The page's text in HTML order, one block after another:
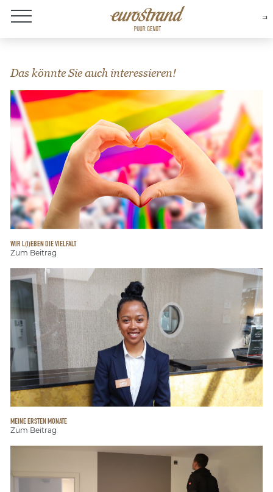
Over Eurostrand
Das könnte Sie auch interessieren!
WIR L(I)EBEN DIE VIELFALT
Zum Beitrag
MEINE ERSTEN MONATE
Zum Beitrag